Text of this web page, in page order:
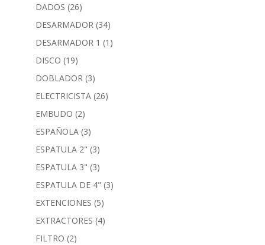
DADOS (26)
DESARMADOR (34)
DESARMADOR 1 (1)
DISCO (19)
DOBLADOR (3)
ELECTRICISTA (26)
EMBUDO (2)
ESPAÑOLA (3)
ESPATULA 2" (3)
ESPATULA 3" (3)
ESPATULA DE 4" (3)
EXTENCIONES (5)
EXTRACTORES (4)
FILTRO (2)